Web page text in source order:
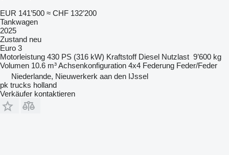
EUR 141’500 ≈ CHF 132’200
Tankwagen
2025
Zustand neu
Euro 3
Motorleistung 430 PS (316 kW) Kraftstoff Diesel Nutzlast 9’600 kg
Volumen 10.6 m³Achsenkonfiguration 4x4 Federung Feder/Feder
Niederlande, Nieuwerkerk aan den IJssel
pk trucks holland
Verkäufer kontaktieren